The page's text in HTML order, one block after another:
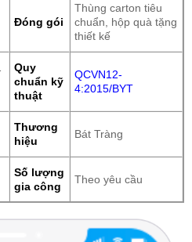
Đóng gói
Thùng carton tiêu
chuẩn, hộp quà tặng
thiết kế
Quy
chuẩn kỹ
thuật
QCVN12-
4:2015/BYT
Thương
hiệu
Bát Tràng
Số lượng
gia công
Theo yêu cầu